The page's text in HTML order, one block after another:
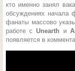
кто именно занял
обсуждениях начала
фанаты массово
работе сUnearth и
появляется в